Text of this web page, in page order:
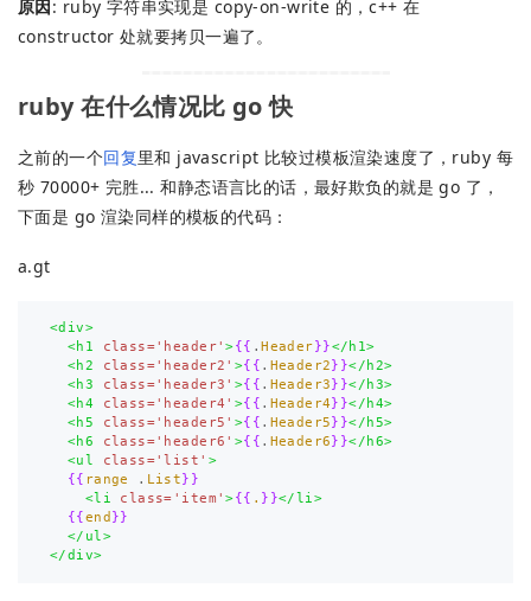
原因: ruby 字符串实现是 copy-on-write 的，c++ 在
constructor 处就要拷贝一遍了。
ruby 在什么情况比 go 快
之前的一个回复里和 javascript 比较过模板渲染速度了，ruby 每
秒 70000+ 完胜... 和静态语言比的话，最好欺负的就是 go 了，
下面是 go 渲染同样的模板的代码：
a.gt
<div>
<h1
class='header'>{{ .Header}}</h1>
<h2
class='header2' >{{ . Header2}}</h2>
<h3
class='header3' >{{ . Header3}}</h3>
<h4
class='header4' >{{ . Header4}}</h4>
<h5
class='header5' >{{ . Header5}}</h5>
<h6
class='header6' >{{ . Header6}}</h6>
<ul
class='list' >
{{ range . List}}
<li
class= 'item'>{{ . }}</li>
{{end }}
</ul>
</div>